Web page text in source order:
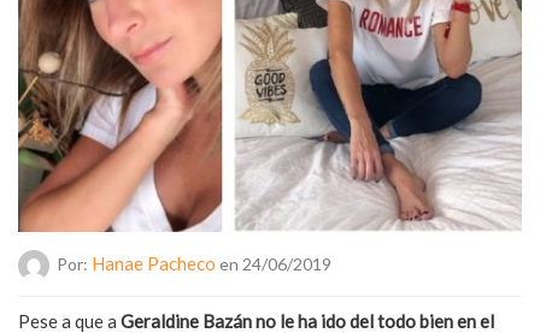
Por: Hanae Pacheco en 24/06/2019
Pese a que a Geraldine Bazánno le ha ido del todo bien en el